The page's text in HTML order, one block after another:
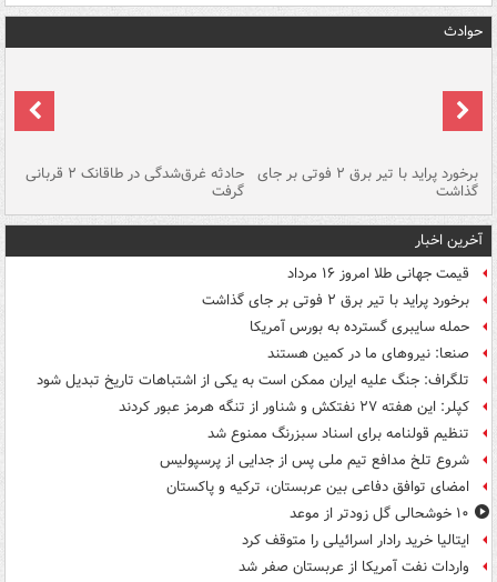
حوادث
برخورد پراید با تیر برق ۲ فوتی بر جای
گذاشت
حادثه غرق‌شدگی در طاقانک ۲ قربانی
گرفت
آخرین اخبار
قیمت جهانی طلا امروز ۱۶ مرداد
برخورد پراید با تیر برق ۲ فوتی بر جای گذاشت
حمله سایبری گسترده به بورس آمریکا
صنعا: نیروهای ما در کمین‌ هستند
تلگراف: جنگ علیه ایران ممکن است به یکی از اشتباهات تاریخ تبدیل شود
کپلر: این هفته ۲۷ نفتکش و شناور از تنگه هرمز عبور کردند
تنظیم قولنامه برای اسناد سبزرنگ ممنوع شد
شروع تلخ مدافع تیم ملی پس از جدایی از پرسپولیس
امضای توافق دفاعی بین عربستان، ترکیه و پاکستان
۱۰ خوشحالی گل زودتر از موعد
ایتالیا خرید رادار اسرائیلی را متوقف کرد
واردات نفت آمریکا از عربستان صفر شد